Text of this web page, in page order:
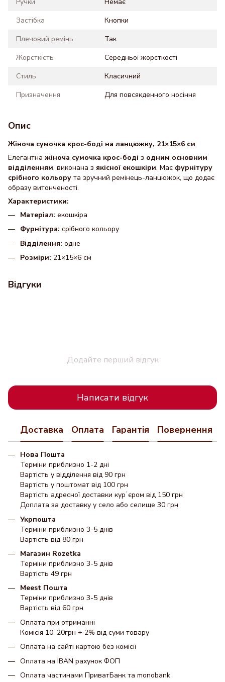
Застібка
Кнопки
Плечовий ремінь
Так
Жорсткість
Середньої жорсткості
Стиль
Класичний
Призначення
Для повсякденного носіння
Опис
Жіноча сумочка крос-боді на ланцюжку, 21×15×6 см
Елегантна жіноча сумочка крос-боді з одним основним
відділенням, виконана з якісної екошкіри. Має фурнітуру
срібного кольору та зручний ремінець-ланцюжок, що додає
образу витонченості.
Характеристики:
Матеріал: екошкіра
Фурнітура: срібного кольору
Відділення: одне
Розміри: 21×15×6 см
Відгуки
Додайте перший відгук
Написати відгук
Доставка Оплата Гарантія Повернення
Нова Пошта
Терміни приблизно 1-2 дні
Вартість у відділення від 90 грн
Вартість у поштомат від 100 грн
Вартість адресної доставки курʼєром від 150 грн
Доплата за доставку у село або селище 30 грн
Укрпошта
Терміни приблизно 3-5 днів
Вартість від 80 грн
Магазин Rozetka
Терміни приблизно 3-5 днів
Вартість 49 грн
Meest Пошта
Терміни приблизно 3-5 днів
Вартість від 60 грн
Оплата при отриманні
Комісія 10–20грн + 2% від суми товару
Оплата на сайті картою без комісії
Оплата на IBAN рахунок ФОП
Оплата частинами ПриватБанк та monobank